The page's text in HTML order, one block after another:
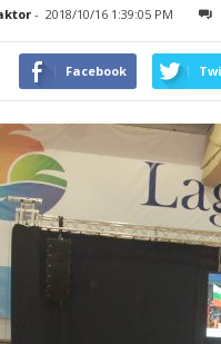
- 2018/10/16 1:39:05 PM
Facebook